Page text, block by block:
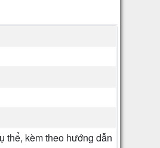
thể, kèm theo hướng dẫn